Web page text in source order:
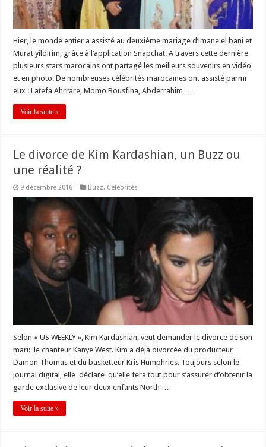
Hier, le monde entier a assisté au deuxième mariage d’imane el bani et
Murat yildirim, grâce à l’application Snapchat. A travers cette dernière
plusieurs stars marocains ont partagé les meilleurs souvenirs en vidéo
et en photo. De nombreuses célébrités marocaines ont assisté parmi
eux : Latefa Ahrrare, Momo Bousfiha, Abderrahim …
Voir la suite »
Le divorce de Kim Kardashian, un Buzz ou
une réalité ?
9 décembre 2016 Buzz, Célébrités
Selon « US WEEKLY », Kim Kardashian, veut demander le divorce de son
mari: le chanteur Kanye West. Kim a déjà divorcée du producteur
Damon Thomas et du basketteur Kris Humphries. Toujours selon le
journal digital, elle déclare qu’elle fera tout pour s’assurer d’obtenir la
garde exclusive de leur deux enfants North …
Voir la suite »